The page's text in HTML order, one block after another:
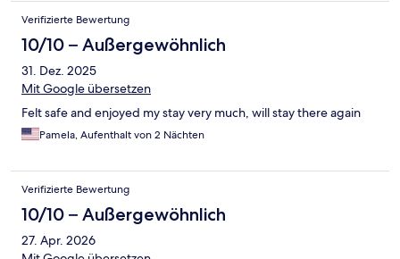
Verifizierte Bewertung
10/10 – Außergewöhnlich
31. Dez. 2025
Mit Google übersetzen
Felt safe and enjoyed my stay very much, will stay there again
Pamela, Aufenthalt von 2 Nächten
Verifizierte Bewertung
10/10 – Außergewöhnlich
27. Apr. 2026